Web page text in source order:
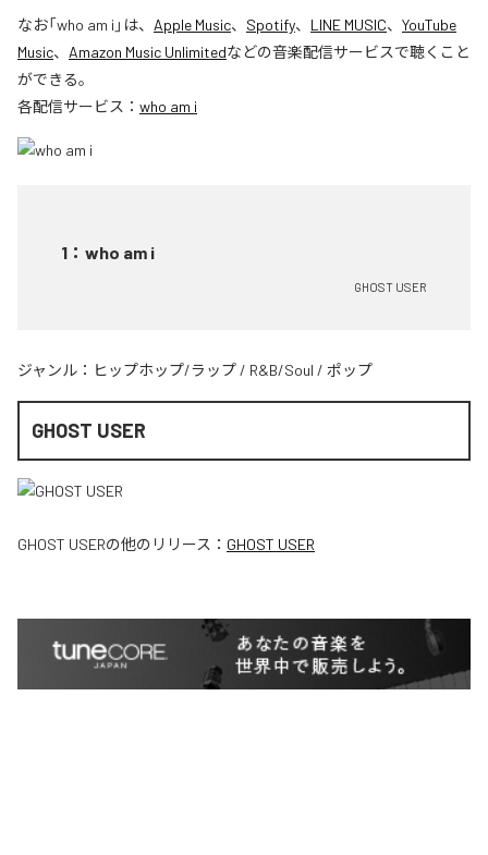
なお「who am i 」は、 Apple Music、 Spotify、 LINE MUSIC、 YouTube
Music、 Amazon Music Unlimitedなどの音楽配信サービスで聴くこと
ができる。
各配信サービス： who am i
1 ： who am i
GHOST USER
ジャンル： ヒップホップ/ラップ / R&B/Soul / ポップ
GHOST USER
GHOST USERの他のリリース： GHOST USER